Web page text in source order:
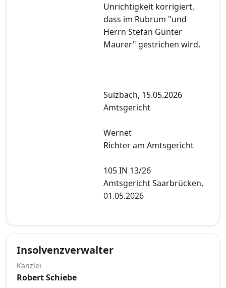
Unrichtigkeit korrigiert,
dass im Rubrum "und
Herrn Stefan Günter
Maurer" gestrichen wird.
Sulzbach, 15.05.2026
Amtsgericht
Wernet
Richter am Amtsgericht
105 IN 13/26
Amtsgericht Saarbrücken,
01.05.2026
Insolvenzverwalter
Kanzlei
Robert Schiebe